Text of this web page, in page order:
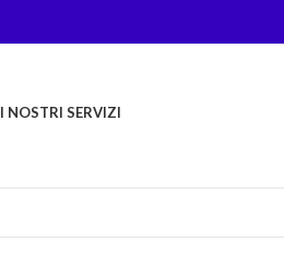
I NOSTRI SERVIZI